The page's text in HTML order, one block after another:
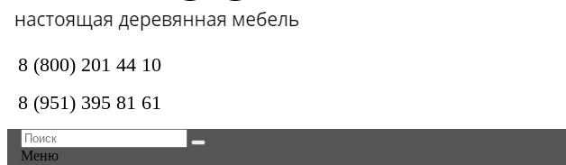
8 (800) 201 44 10
8 (951) 395 81 61
Меню